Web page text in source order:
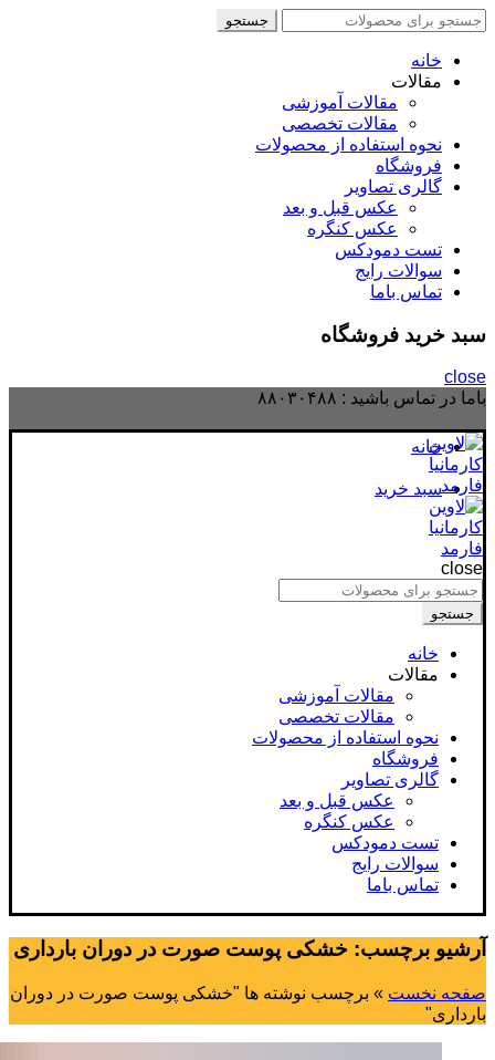
جستجو
جستجو
خانه
مقالات
مقالات آموزشی
مقالات تخصصی
نحوه استفاده از محصولات
فروشگاه
گالری تصاویر
عکس قبل و بعد
عکس کنگره
تست دمودکس
سوالات رایج
تماس باما
سبد خرید فروشگاه
close
باما در تماس باشید : ۸۸۰۳۰۴۸۸
خانه
سبد خرید
close
جستجو
برای
:
جستجو
خانه
مقالات
مقالات آموزشی
مقالات تخصصی
نحوه استفاده از محصولات
فروشگاه
گالری تصاویر
عکس قبل و بعد
عکس کنگره
تست دمودکس
سوالات رایج
تماس باما
آرشیو برچسب: خشکی پوست صورت در دوران بارداری
صفحه نخست » برچسب نوشته ها "خشکی پوست صورت در دوران
بارداری"